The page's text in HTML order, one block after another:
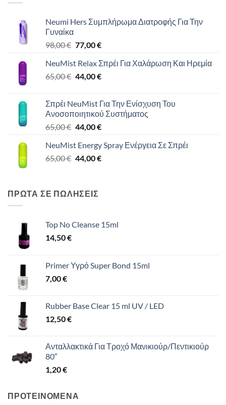
Neumi Hers Συμπλήρωμα Διατροφής Για Την
Γυναίκα
98,00€ Original
was:
98,00 €.
77,00€Η
τιμή
είναι:
NeuMist Relax Σπρέι Για Χαλάρωση Και Ηρεμία
65,00€ Original
65,00 €.
44,00€Η
είναι:
44,00 €.
Σπρέι NeuMist Για Την Ενίσχυση Του
Ανοσοποιητικού Συστήματος
65,00€ Original
was:
65,00 €.
44,00€Η
τιμή
είναι:
NeuMist Energy Spray Ενέργεια Σε Σπρέι
65,00€ Original
65,00 €.
44,00€Η
ΠΡΩΤΑ ΣΕ ΠΩΛΗΣΕΙΣ
Top No Cleanse 15ml
14,50€
Primer Υγρό Super Bond 15ml
7,00€
Rubber Base Clear 15 ml UV / LED
12,50€
Ανταλλακτικά Για Τροχό Μανικιούρ/Πεντικιούρ
80″
1,20€
ΠΡΟΤΕΙΝΟΜΕΝΑ